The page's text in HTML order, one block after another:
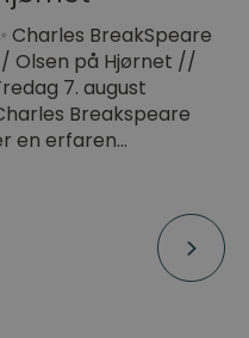
Charles BreakSpeare
Olsen på Hjørnet //
7. august
Breakspeare
en erfaren…